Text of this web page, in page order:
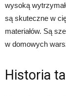
wysoką
są skuteczne w
materiałów. Są
w domowych
Historia